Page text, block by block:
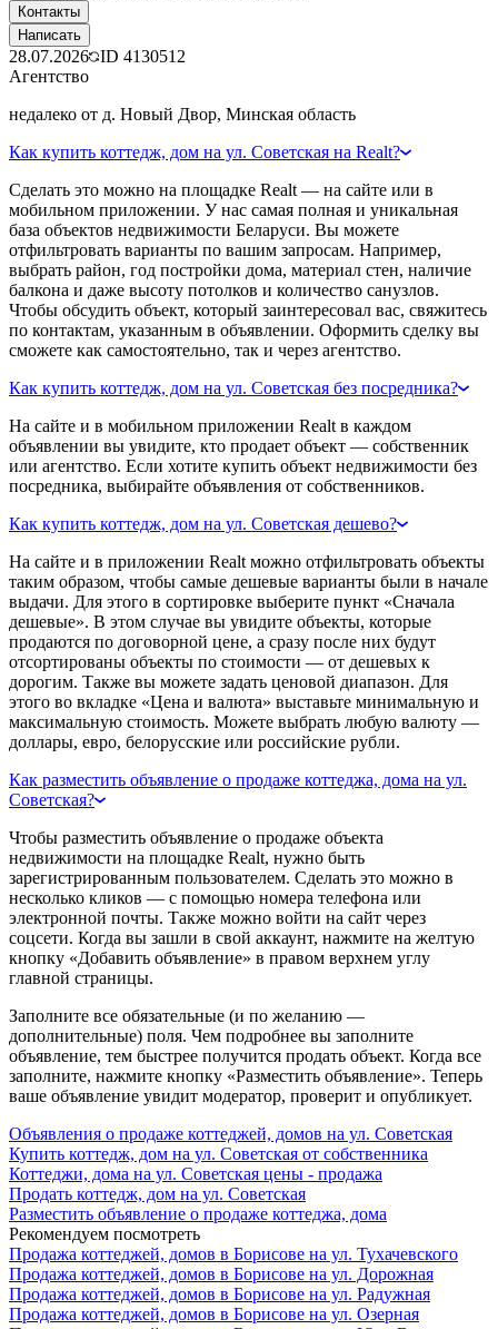
Контакты
Написать
28.07.2026 ID 4130512
Агентство
недалеко от д. Новый Двор, Минская область
Как купить коттедж, дом на ул. Советская на Realt?
Сделать это можно на площадке Realt — на сайте или в
мобильном приложении. У нас самая полная и уникальная
база объектов недвижимости Беларуси. Вы можете
отфильтровать варианты по вашим запросам. Например,
выбрать район, год постройки дома, материал стен, наличие
балкона и даже высоту потолков и количество санузлов.
Чтобы обсудить объект, который заинтересовал вас, свяжитесь
по контактам, указанным в объявлении. Оформить сделку вы
сможете как самостоятельно, так и через агентство.
Как купить коттедж, дом на ул. Советская без посредника?
На сайте и в мобильном приложении Realt в каждом
объявлении вы увидите, кто продает объект — собственник
или агентство. Если хотите купить объект недвижимости без
посредника, выбирайте объявления от собственников.
Как купить коттедж, дом на ул. Советская дешево?
На сайте и в приложении Realt можно отфильтровать объекты
таким образом, чтобы самые дешевые варианты были в начале
выдачи. Для этого в сортировке выберите пункт «Сначала
дешевые». В этом случае вы увидите объекты, которые
продаются по договорной цене, а сразу после них будут
отсортированы объекты по стоимости — от дешевых к
дорогим. Также вы можете задать ценовой диапазон. Для
этого во вкладке «Цена и валюта» выставьте минимальную и
максимальную стоимость. Можете выбрать любую валюту —
доллары, евро, белорусские или российские рубли.
Как разместить объявление о продаже коттеджа, дома на ул.
Советская?
Чтобы разместить объявление о продаже объекта
недвижимости на площадке Realt, нужно быть
зарегистрированным пользователем. Сделать это можно в
несколько кликов — с помощью номера телефона или
электронной почты. Также можно войти на сайт через
соцсети. Когда вы зашли в свой аккаунт, нажмите на желтую
кнопку «Добавить объявление» в правом верхнем углу
главной страницы.
Заполните все обязательные (и по желанию —
дополнительные) поля. Чем подробнее вы заполните
объявление, тем быстрее получится продать объект. Когда все
заполните, нажмите кнопку «Разместить объявление». Теперь
ваше объявление увидит модератор, проверит и опубликует.
Объявления о продаже коттеджей, домов на ул. Советская
Купить коттедж, дом на ул. Советская от собственника
Коттеджи, дома на ул. Советская цены - продажа
Продать коттедж, дом на ул. Советская
Разместить объявление о продаже коттеджа, дома
Рекомендуем посмотреть
Продажа коттеджей, домов в Борисове на ул. Тухачевского
Продажа коттеджей, домов в Борисове на ул. Дорожная
Продажа коттеджей, домов в Борисове на ул. Радужная
Продажа коттеджей, домов в Борисове на ул. Озерная